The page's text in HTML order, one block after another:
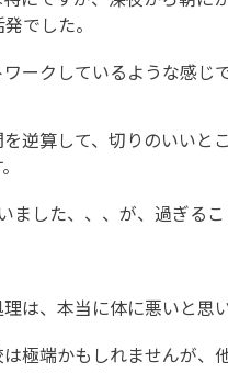
でした。
ークしているような感じ
逆算して、切りのいいと
ました、、、が、過ぎる
は、本当に体に悪いと思い
極端かもしれませんが、